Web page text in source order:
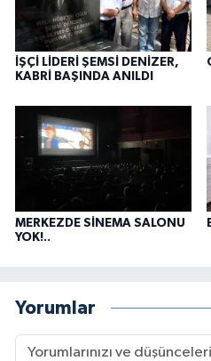
İŞÇİ LİDERİ ŞEMSİ DENİZER,
KABRİ BAŞINDA ANILDI
MERKEZDE SİNEMA SALONU
YOK!..
Yorumlar